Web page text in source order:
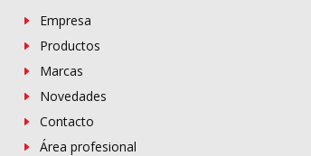
Empresa
Productos
Marcas
Novedades
Contacto
Área profesional